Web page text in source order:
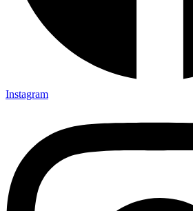
Instagram